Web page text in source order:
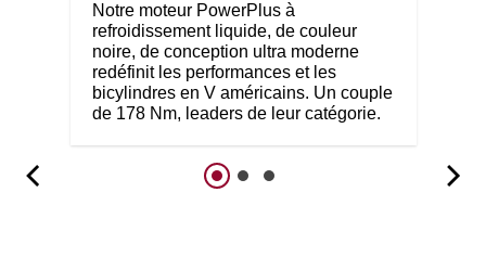
Notre moteur PowerPlus à
refroidissement liquide, de couleur
noire, de conception ultra moderne
redéfinit les performances et les
bicylindres en V américains. Un couple
de 178 Nm, leaders de leur catégorie.